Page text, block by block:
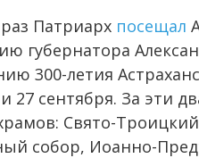
Патриарх посещал
губернатора
300-летия
27 сентября. За эти
Свято-
собор, Иоанно-